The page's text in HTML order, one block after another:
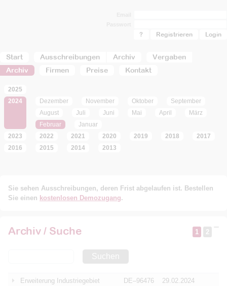
Start Ausschreibungen Archiv
Vergaben
Archiv
Firmen Preise Kontakt
? Registrieren
2025
2024
Dezember November Oktober
September
August
Juli Juni Mai April
März
Februar
Januar
2023
2022 2021 2020 2019 2018
2017
2016
2015 2014 2013
Sie sehen Ausschreibungen, deren Frist abgelaufen ist. Bestellen
Sie einen kostenlosen Demozugang.
Archiv / Suche 1 2
Suchen
Erweiterung Industriegebiet
DE–96476 29.02.2024